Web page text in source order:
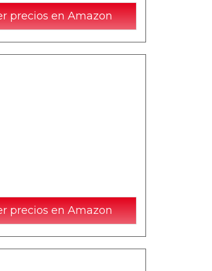
precios en Amazon
precios en Amazon